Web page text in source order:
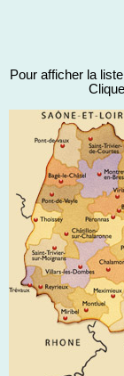
Pour afficher la